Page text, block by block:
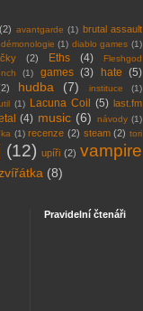
(2) avantgarde (1) brutal assault
démonologie (1) diablo games (1)
(2) Eths (4)
Fleshgod
(1) games (3) hate (5)
hudba (7) instituce (1)
(1) Lacuna Coil (5) last.fm
(4) music (6) návody (1)
(1) recenze (2) steam (2) tori
(12) upíři (2) vampire
(8)
Pravidelní čtenáři